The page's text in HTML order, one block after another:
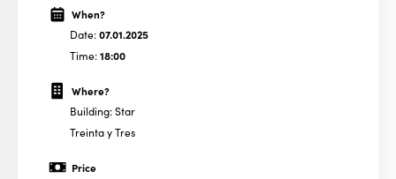
When?
Date:07.01.2025
Time:18:00
Where?
Building: Star
Treinta y Tres
Price